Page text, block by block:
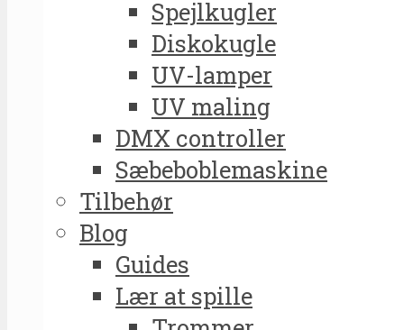
Spejlkugler
Diskokugle
UV-lamper
UV maling
DMX controller
Sæbeboblemaskine
Tilbehør
Blog
Guides
Lær at spille